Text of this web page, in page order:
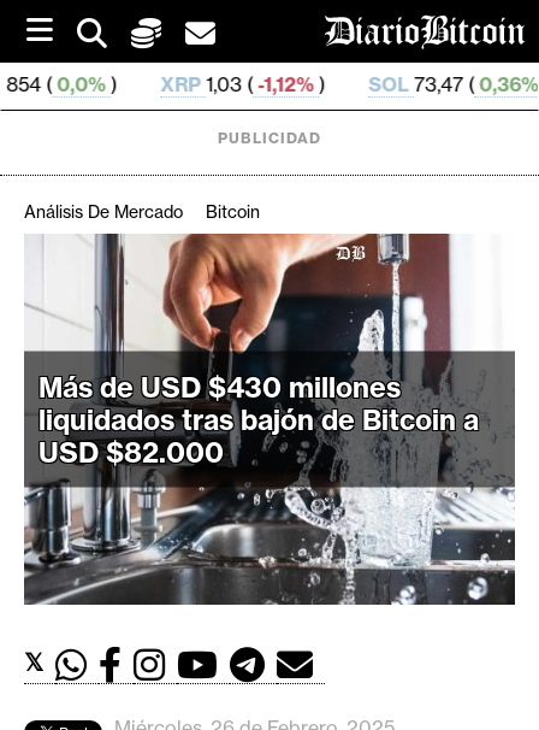
i
p
t
o
XRP1,03 ( -1,12%) SOL73,47 ( 0,36% ) TRX
r
t
o
M
e
r
c
a
d
PUBLICIDAD
Análisis De Mercado Bitcoin
Más de USD $430 millones
liquidados tras bajón de Bitcoin a
USD $82.000
𝕏